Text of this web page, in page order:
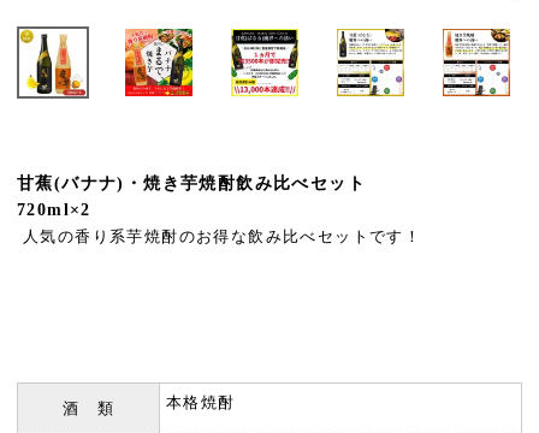
甘蕉(バナナ)・焼き芋焼酎飲み比べセット
720ml×2
人気の香り系芋焼酎のお得な飲み比べセットです！
酒 類 本格焼酎